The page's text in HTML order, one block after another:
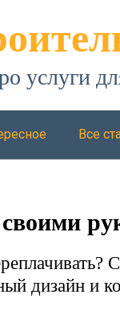
услуги
Все
своими
дизайн и